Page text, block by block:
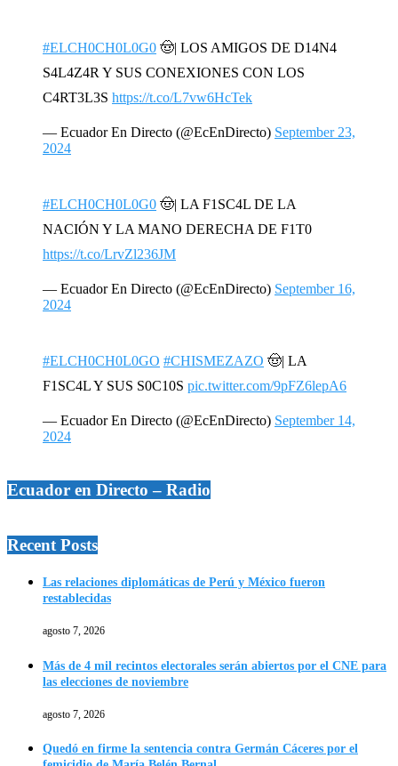
#ELCH0CH0L0G0 🤠| LOS AMIGOS DE D14N4
S4L4Z4R Y SUS CONEXIONES CON LOS
C4RT3L3S https://t.co/L7vw6HcTek
— Ecuador En Directo (@EcEnDirecto) September 23,
2024
#ELCH0CH0L0G0 🤠| LA F1SC4L DE LA
NACIÓN Y LA MANO DERECHA DE F1T0
https://t.co/LrvZl236JM
— Ecuador En Directo (@EcEnDirecto) September 16,
2024
#ELCH0CH0L0GO #CHISMEZAZO 🤠| LA
F1SC4L Y SUS S0C10S pic.twitter.com/9pFZ6lepA6
— Ecuador En Directo (@EcEnDirecto) September 14,
2024
Ecuador en Directo – Radio
Recent Posts
Las relaciones diplomáticas de Perú y México fueron
restablecidas
agosto 7, 2026
Más de 4 mil recintos electorales serán abiertos por el CNE para
las elecciones de noviembre
agosto 7, 2026
Quedó en firme la sentencia contra Germán Cáceres por el